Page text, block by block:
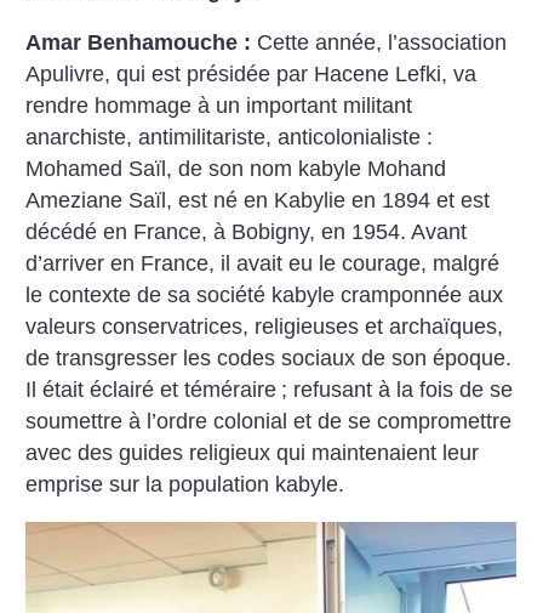
Amar Benhamouche : Cette année, l’association
­Apulivre, qui est présidée par Hacene Lefki, va
rendre hommage à un important militant
anarchiste, antimilitariste, anticolonialiste :
Mohamed Saïl, de son nom kabyle Mohand
Ameziane Saïl, est né en Kabylie en 1894 et est
décédé en France, à Bobigny, en 1954. Avant
d’arriver en France, il avait eu le courage, malgré
le contexte de sa société kabyle cramponnée aux
valeurs conservatrices, religieuses et ar­chaïques,
de transgresser les codes sociaux de son époque.
Il était éclairé et téméraire ; refusant à la fois de se
soumettre à l’ordre colonial et de se compromettre
avec des guides religieux qui maintenaient leur
emprise sur la population kabyle.